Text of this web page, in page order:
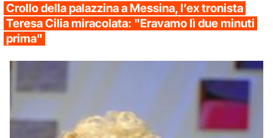
Crollo della palazzina a Messina, l’ex tronista
Teresa Cilia miracolata: "Eravamo lì due minuti
prima"